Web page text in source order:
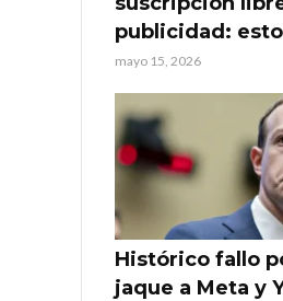
publicidad:
mayo 15, 2026
Histórico fallo
jaque a Meta y